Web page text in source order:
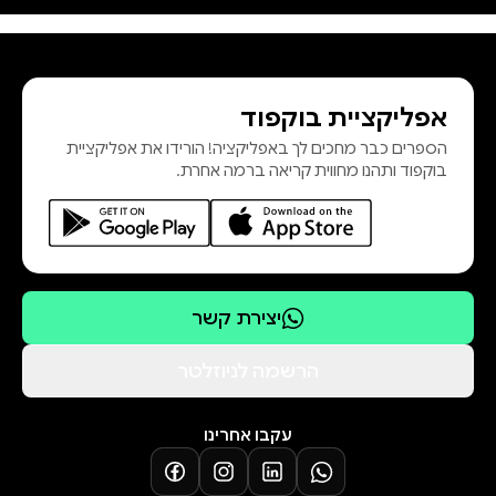
משנת מותה ואילך, ובהם כמה מן
החיבורים הבולטים ביותר שנכתבו
עליה. לצד מבחר מן המקורות הקיימים,
כולל הקובץ גם קריאות קרובות בשיריה
ורשימות ומאמרי
אפליקציית בוקפוד
הספרים כבר מחכים לך באפליקציה! הורידו את אפליקציית
בוקפוד ותהנו מחווית קריאה ברמה אחרת.
יצירת קשר
עקבו אחרינו